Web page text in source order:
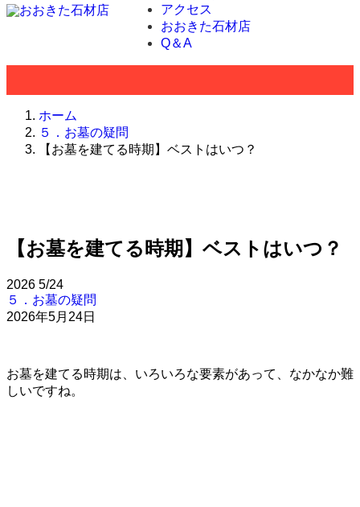
アクセス
おおきた石材店
Q＆A
ホーム
５．お墓の疑問
【お墓を建てる時期】ベストはいつ？
【お墓を建てる時期】ベストはいつ？
2026 5/24
５．お墓の疑問
2026年5月24日
お墓を建てる時期は、いろいろな要素があって、なかなか難
しいですね。